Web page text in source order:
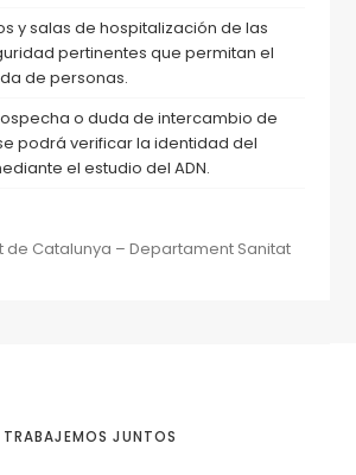
y salas de hospitalización de las
pertinentes que permitan el
de personas.
o duda de intercambio de
podrá verificar la identidad del
el estudio del ADN.
de Catalunya – Departament Sanitat
TRABAJEMOS JUNTOS